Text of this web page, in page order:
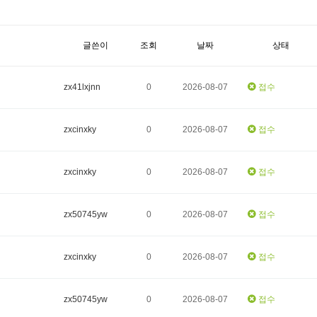
글쓴이 조회 날짜 상태
zx41lxjnn 0 2026-08-07 접수
zxcinxky 0 2026-08-07 접수
zxcinxky 0 2026-08-07 접수
zx50745yw 0 2026-08-07 접수
zxcinxky 0 2026-08-07 접수
zx50745yw 0 2026-08-07 접수